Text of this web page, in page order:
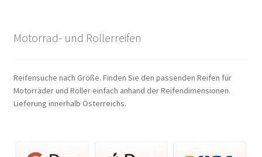
Motorrad- und Rollerreifen
Reifensuche nach Größe. Finden Sie den passenden Reifen für
Motorräder und Roller einfach anhand der Reifendimensionen.
Lieferung innerhalb Österreichs.